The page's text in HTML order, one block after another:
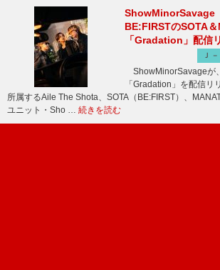
ShowMinorSavage
BE:FIRSTのSOTA
「Gradation」配信
Ｊ
ShowMinorSavageが
「Gradation」を配信
所属するAile The Shota、SOTA（BE:FIRST）、
ユニット・Sho … 続きを読む